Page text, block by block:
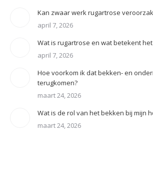
Kan zwaar werk rugartrose
april 7, 2026
Wat is rugartrose en wat betekent
april 7, 2026
Hoe voorkom ik dat bekken- en
terugkomen?
maart 24, 2026
Wat is de rol van het bekken bij mijn
maart 24, 2026